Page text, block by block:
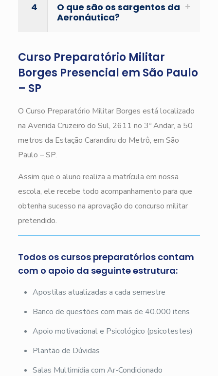
4
O que são os sargentos da
Aeronáutica?
Curso Preparatório Militar
Borges Presencial em São Paulo
– SP
O Curso Preparatório Militar Borges está localizado
na Avenida Cruzeiro do Sul, 2611 no 3º Andar, a 50
metros da Estação Carandiru do Metrô, em São
Paulo – SP.
Assim que o aluno realiza a matrícula em nossa
escola, ele recebe todo acompanhamento para que
obtenha sucesso na aprovação do concurso militar
pretendido.
Todos os cursos preparatórios contam
com o apoio da seguinte estrutura:
Apostilas atualizadas a cada semestre
Banco de questões com mais de 40.000 itens
Apoio motivacional e Psicológico (psicotestes)
Plantão de Dúvidas
Salas Multimídia com Ar-Condicionado